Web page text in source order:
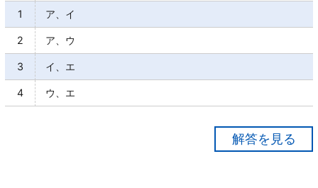
1 ア、イ
2 ア、ウ
3 イ、エ
4 ウ、エ